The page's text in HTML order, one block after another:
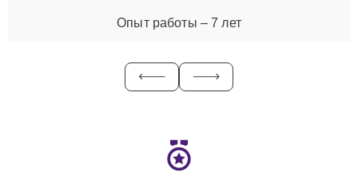
Опыт работы – 7 лет